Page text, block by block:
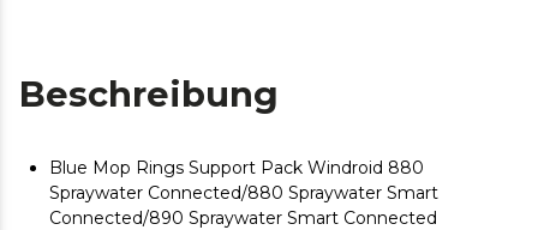
Beschreibung
Blue Mop Rings Support Pack Windroid 880
Spraywater Connected/880 Spraywater Smart
Connected/890 Spraywater Smart Connected